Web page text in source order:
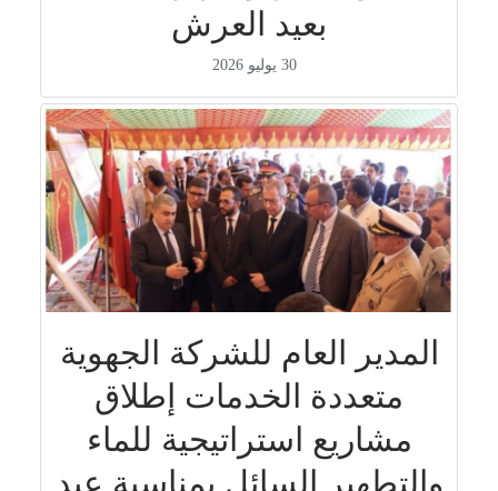
بعيد العرش
30 يوليو 2026
المدير العام للشركة الجهوية
متعددة الخدمات إطلاق
مشاريع استراتيجية للماء
والتطهير السائل بمناسبة عيد